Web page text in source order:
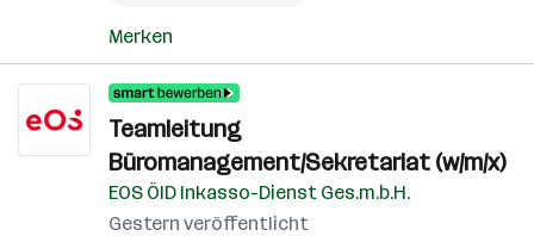
Merken
Teamleitung
Büromanagement/Sekretariat (w/m/x)
EOS ÖID Inkasso-Dienst Ges.m.b.H.
Gestern veröffentlicht